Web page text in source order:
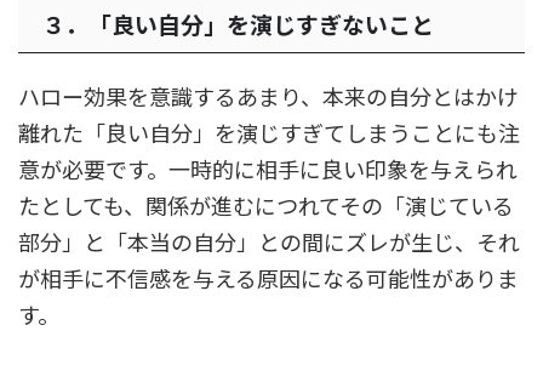
３．「良い自分」を演じすぎないこと
ハロー効果を意識するあまり、本来の自分とはかけ
離れた「良い自分」を演じすぎてしまうことにも注
意が必要です。一時的に相手に良い印象を与えられ
たとしても、関係が進むにつれてその「演じている
部分」と「本当の自分」との間にズレが生じ、それ
が相手に不信感を与える原因になる可能性がありま
す。